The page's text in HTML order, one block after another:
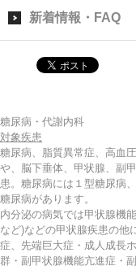
新着情報・FAQ
糖尿病・代謝内科
対象疾患
糖尿病、脂質異常症、高血
や、脳下垂体、甲状腺、副
患。糖尿病には１型糖尿病
糖尿病があります。
内分泌の病気では甲状腺機
など)などの甲状腺疾患の他
症、先端巨大症・成人成長
群・副甲状腺機能亢進症・